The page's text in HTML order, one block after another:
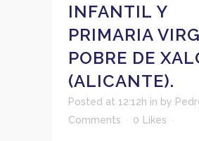
INFANTIL Y
PRIMARIA
POBRE DE
(ALICANTE).
Posted at 12:12h in by
Comments
0 Likes